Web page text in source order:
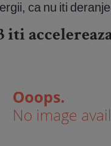
ca nu iti
iti